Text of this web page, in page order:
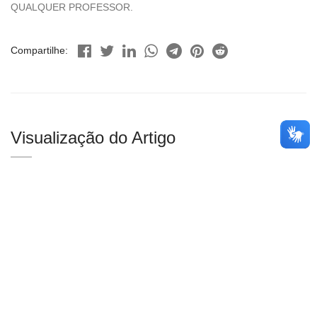
QUALQUER PROFESSOR.
Compartilhe:
Visualização do Artigo